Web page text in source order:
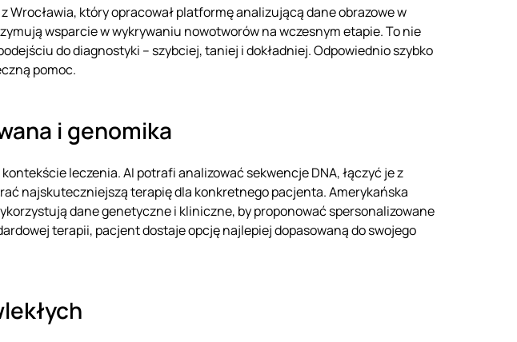
Wrocławia, który opracował platformę analizującą dane obrazowe w
wsparcie w wykrywaniu nowotworów na wczesnym etapie. To nie
do diagnostyki – szybciej, taniej i dokładniej. Odpowiednio szybko
pomoc.
i genomika
leczenia. AI potrafi analizować sekwencje DNA, łączyć je z
najskuteczniejszą terapię dla konkretnego pacjenta. Amerykańska
dane genetyczne i kliniczne, by proponować spersonalizowane
terapii, pacjent dostaje opcję najlepiej dopasowaną do swojego